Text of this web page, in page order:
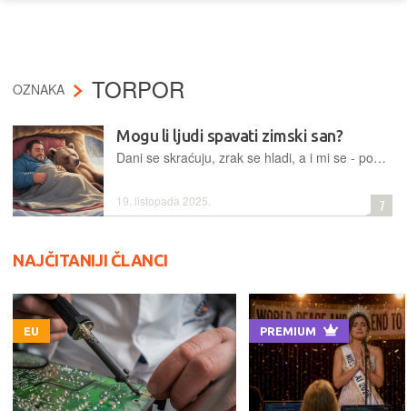
OZNAKA TORPOR
Mogu li ljudi spavati zimski san?
Dani se skraćuju, zrak se hladi, a i mi se - poput medvjeda - polako povlačimo prema toplijim i mirnijim mjestima. Još kad bismo mogli prespavati zimu...
19. listopada 2025. 7
NAJČITANIJI ČLANCI
EU PREMIUM